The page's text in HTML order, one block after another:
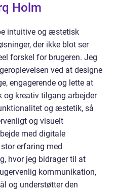
Holm
intuitive og æstetisk
der ikke blot ser
forskel for brugeren. Jeg
ved at designe
engagerende og lette at
og kreativ tilgang arbejder
og æstetik, så
og visuelt
med digitale
erfaring med
hvor jeg bidrager til at
kommunikation,
og understøtter den